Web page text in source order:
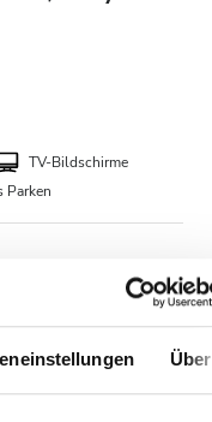
TV-Bildschirme
Parken
Reservieren